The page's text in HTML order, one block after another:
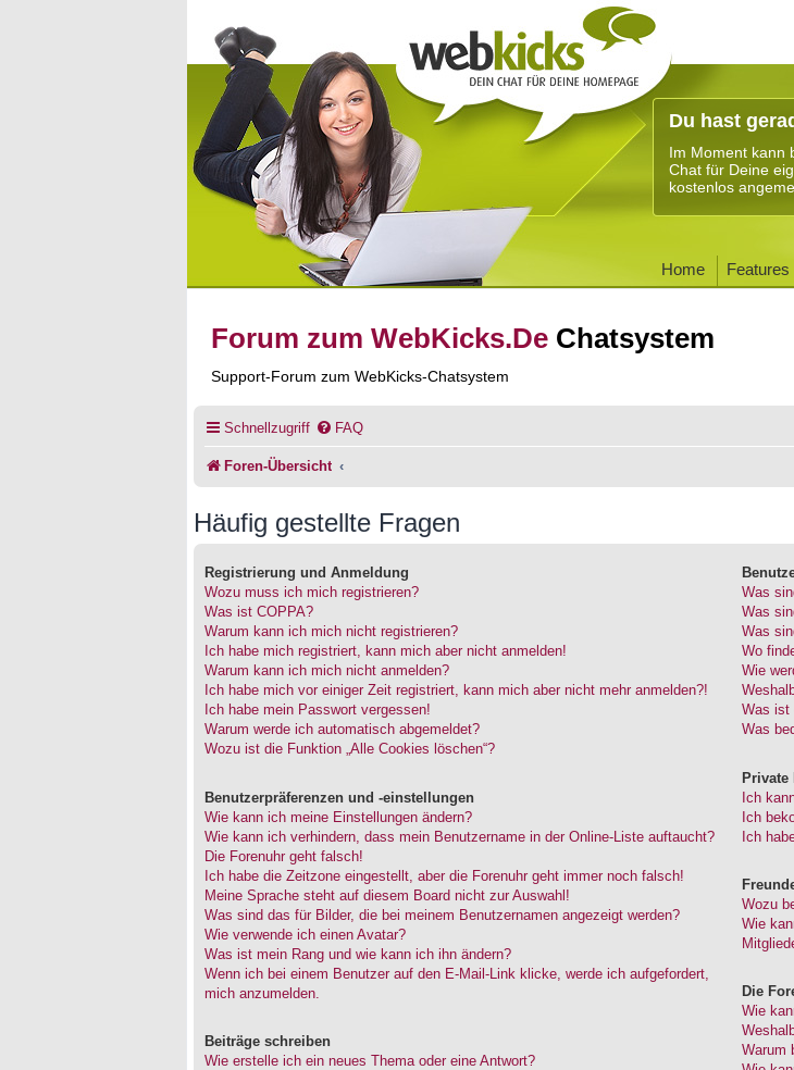
Du hast
Im Moment kann
Chat für Deine
kostenlos
Home Features
Forum zum WebKicks.De Chatsystem
Support-Forum zum WebKicks-Chatsystem
Schnellzugriff FAQ
Foren-Übersicht
Häufig gestellte Fragen
Registrierung und Anmeldung
Wozu muss ich mich registrieren?
Was ist COPPA?
Warum kann ich mich nicht registrieren?
Ich habe mich registriert, kann mich aber nicht anmelden!
Warum kann ich mich nicht anmelden?
Ich habe mich vor einiger Zeit registriert, kann mich aber nicht mehr anmelden?!
Ich habe mein Passwort vergessen!
Warum werde ich automatisch abgemeldet?
Wozu ist die Funktion „Alle Cookies löschen“?
Benutzerpräferenzen und -einstellungen
Wie kann ich meine Einstellungen ändern?
Wie kann ich verhindern, dass mein Benutzername in der Online-Liste auftaucht?
Die Forenuhr geht falsch!
Ich habe die Zeitzone eingestellt, aber die Forenuhr geht immer noch falsch!
Meine Sprache steht auf diesem Board nicht zur Auswahl!
Was sind das für Bilder, die bei meinem Benutzernamen angezeigt werden?
Wie verwende ich einen Avatar?
Was ist mein Rang und wie kann ich ihn ändern?
Wenn ich bei einem Benutzer auf den E-Mail-Link klicke, werde ich aufgefordert,
mich anzumelden.
Beiträge schreiben
Wie erstelle ich ein neues Thema oder eine Antwort?
Was
Was
Was
Wo
Wie
Was ist
Was
Private
Ich
Ich
Ich
Wozu
Wie
Die
Wie
Warum